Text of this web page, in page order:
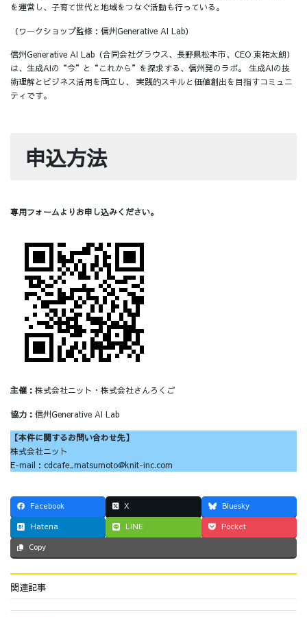
を運営し、子育て世代と地域をつなぐ活動も行っている。
（ワークショップ監修：信州Generative AI Lab）
信州Generative AI Lab（合同会社グラウス、長野県松本市、CEO 東祐太朗）
は、生成AIの“今”と“これから”を探求する、信州発のラボ。 生成AIの技
術理解とビジネス活用を両立し、 実践的スキルと価値創出を目指すコミュニ
ティです。
申込方法
専用フォームよりお申し込みください。
主催： 株式会社ニット・株式会社さんろくご
協力： 信州Generative AI Lab
【本件に関するお問い合わせ先】
株式会社ニット
E-mail：cdcafe_matsumoto@knit-inc.com
Facebook X
Bluesky
Hatena
LINE Pocket
Copy
関連記事